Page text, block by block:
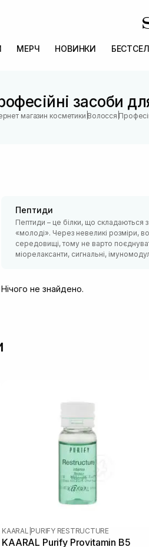
МЕРЧ НОВИНКИ
засоби
магазин косметики |Волосся |
Пептиди
Пептиди – це білки, що складаються
«молоді». Через невеликі розміри,
середовищі, тому не варто
міорелаксанти, сигнальні,
Нічого не знайдено.
KAARAL PURIFY RESTRUCTURE
KAARAL Purify Provitamin B5